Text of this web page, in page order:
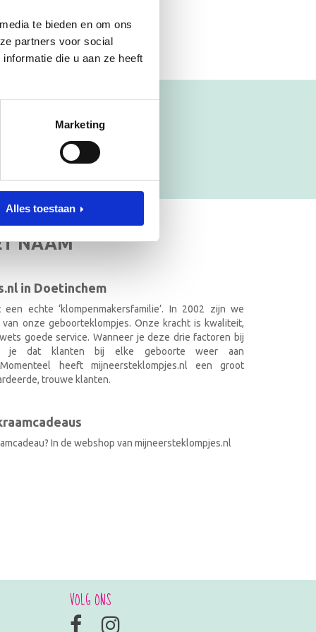
te bieden en om ons
partners voor social
die u aan ze heeft
Marketing
Alles toestaan
NAAM
in Doetinchem
echte ‘klompenmakersfamilie’. In 2002 zijn we
onze geboorteklompjes. Onze kracht is kwaliteit,
goede service. Wanneer je deze drie factoren bij
je dat klanten bij elke geboorte weer aan
heeft mijneersteklompjes.nl een groot
trouwe klanten.
In de webshop van mijneersteklompjes.nl
VOLG ONS